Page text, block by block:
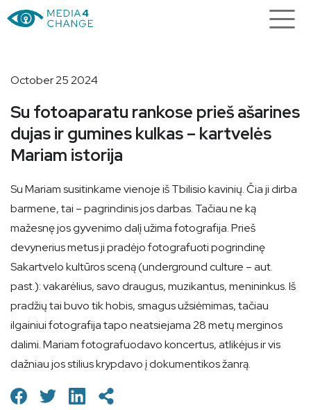
October 25 2024
Su fotoaparatu rankose prieš ašarines
dujas ir gumines kulkas – kartvelės
Mariam istorija
Su Mariam susitinkame vienoje iš Tbilisio kavinių. Čia ji dirba
barmene, tai – pagrindinis jos darbas. Tačiau ne ką
mažesnę jos gyvenimo dalį užima fotografija. Prieš
devynerius metus ji pradėjo fotografuoti pogrindinę
Sakartvelo kultūros sceną (underground culture – aut.
past.): vakarėlius, savo draugus, muzikantus, menininkus. Iš
pradžių tai buvo tik hobis, smagus užsiėmimas, tačiau
ilgainiui fotografija tapo neatsiejama 28 metų merginos
dalimi. Mariam fotografuodavo koncertus, atlikėjus ir vis
dažniau jos stilius krypdavo į dokumentikos žanrą.